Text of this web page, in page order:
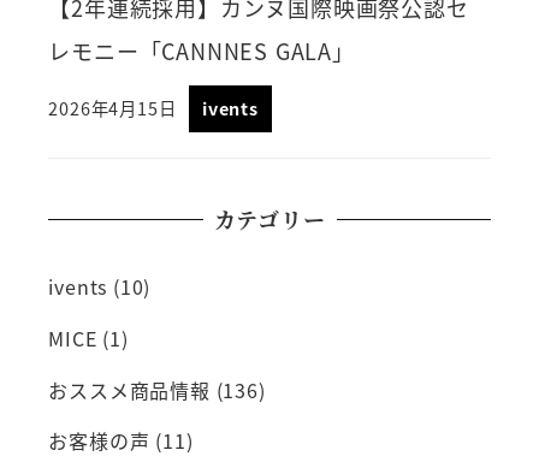
【2年連続採用】カンヌ国際映画祭公認セ
レモニー「CANNNES GALA」
2026年4月15日 ivents
カテゴリー
ivents (10)
MICE (1)
おススメ商品情報 (136)
お客様の声 (11)